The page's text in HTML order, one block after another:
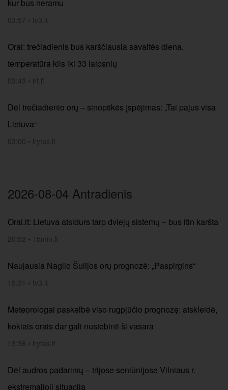
kur bus neramu
03:57 • tv3.lt
Orai: trečiadienis bus karščiausia savaitės diena,
temperatūra kils iki 33 laipsnių
03:43 • lrt.lt
Dėl trečiadienio orų – sinoptikės įspėjimas: „Tai pajus visa
Lietuva“
03:00 • lrytas.lt
2026-08-04 Antradienis
Orai.lt: Lietuva atsidurs tarp dviejų sistemų – bus itin karšta
20:52 • 15min.lt
Naujausia Naglio Šulijos orų prognozė: „Paspirgins“
15:31 • tv3.lt
Meteorologai paskelbė viso rugpjūčio prognozę: atskleidė,
kokiais orais dar gali nustebinti ši vasara
13:36 • lrytas.lt
Dėl audros padarinių – trijose seniūnijose Vilniaus r.
ekstremalioji situacija